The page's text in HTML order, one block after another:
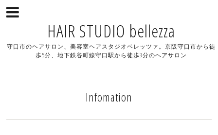
HAIR STUDIO bellezza
守口市のヘアサロン、美容室ヘアスタジオベレッツァ。京阪守口市から徒
歩5分、地下鉄谷町線守口駅から徒歩3分のヘアサロン
Infomation